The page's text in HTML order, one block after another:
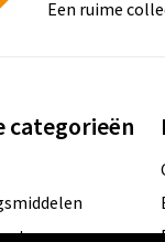
Een ruime
categorieën